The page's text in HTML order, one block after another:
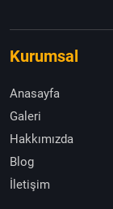
Kurumsal
Anasayfa
Galeri
Hakkımızda
Blog
İletişim